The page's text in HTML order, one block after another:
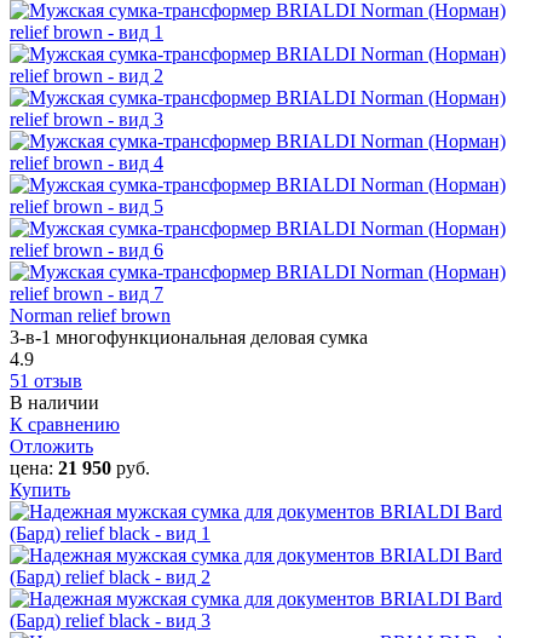
Norman relief brown
3-в-1 многофункциональная деловая сумка
4.9
51 отзыв
В наличии
К сравнению
Отложить
цена: 21 950 руб.
Купить